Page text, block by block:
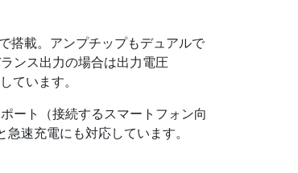
搭載。アンプチップもデュアルで
ンス出力の場合は出力電圧
ています。
ート（接続するスマートフォン向
速充電にも対応しています。